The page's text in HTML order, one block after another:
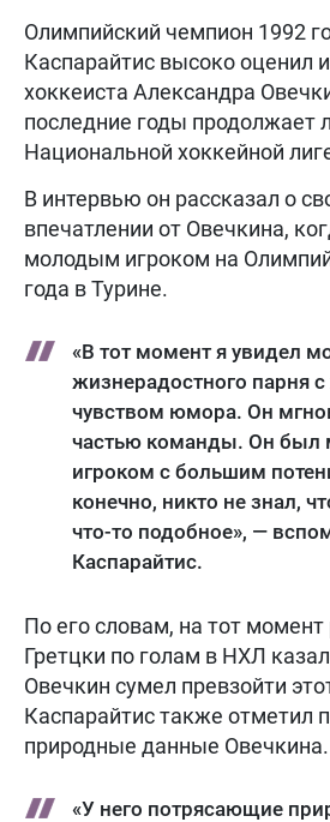
Олимпийский чемпион 1992
Каспарайтис высоко оценил
хоккеиста Александра
последние годы продолжает
Национальной хоккейной
В интервью он рассказал о
впечатлении от Овечкина,
молодым игроком на
года в Турине.
«В тот момент я увидел
жизнерадостного парня
чувством юмора. Он
частью команды. Он
игроком с большим
конечно, никто не знал,
что-то подобное», —
Каспарайтис.
По его словам, на тот
Гретцки по голам в НХЛ
Овечкин сумел превзойти
Каспарайтис также отметил
природные данные Овечкина.
«У него потрясающие